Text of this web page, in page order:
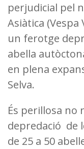
perjudicial pel
Asiàtica
un ferotge
abella
en plena
Selva.
És perillosa no
depredació de
de 25 a 50